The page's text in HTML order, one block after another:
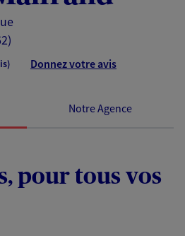
Donnez votre avis
Notre Agence
pour tous vos